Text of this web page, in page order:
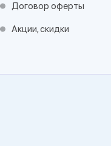
Договор оферты
Акции, скидки